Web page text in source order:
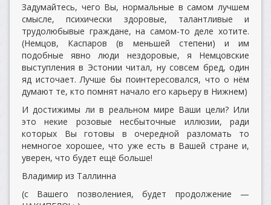
Задумайтесь, чего Вы, нормальные в самом лучшем
смысле, психически здоровые, талантливые и
трудолюбывые граждане, на самом-то деле хотите.
(Немцов, Каспаров (в меньшей степени) и им
подобные явно люди нездоровые, я Немцовские
выступления в Эстонии читал, ну совсем бред, один
яд источает. Лучше бы поинтересовался, что о нём
думают те, кто помнят начало его карьеру в Нижнем)
И достижимы ли в реальном мире Ваши цели? Или
это некие розовые несбыточные иллюзии, ради
которых Вы готовы в очередной разломать то
немногое хорошее, что уже есть в Вашей стране и,
уверен, что будет ещё больше!
Владимир из Таллинна
(с Вашего позволениея, будет продолжение —